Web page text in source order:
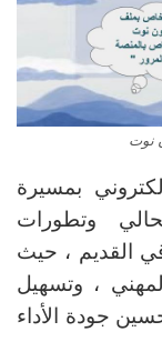
نوت
بمسيرة
وتطورات
القديم ، حيث
، وتسهيل
جودة الأداء